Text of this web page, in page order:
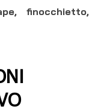
finocchietto,